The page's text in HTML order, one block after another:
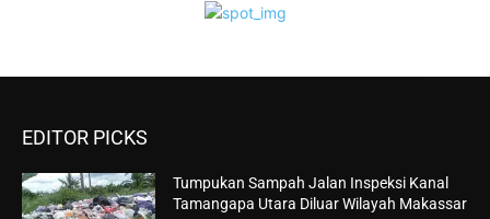
EDITOR PICKS
Tumpukan Sampah Jalan Inspeksi Kanal
Tamangapa Utara Diluar Wilayah Makassar